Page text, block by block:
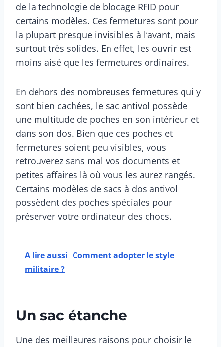
de la technologie de blocage RFID pour
certains modèles. Ces fermetures sont pour
la plupart presque invisibles à l’avant, mais
surtout très solides. En effet, les ouvrir est
moins aisé que les fermetures ordinaires.
En dehors des nombreuses fermetures qui y
sont bien cachées, le sac antivol possède
une multitude de poches en son intérieur et
dans son dos. Bien que ces poches et
fermetures soient peu visibles, vous
retrouverez sans mal vos documents et
petites affaires là où vous les aurez rangés.
Certains modèles de sacs à dos antivol
possèdent des poches spéciales pour
préserver votre ordinateur des chocs.
A lire aussi Comment adopter le style
militaire ?
Un sac étanche
Une des meilleures raisons pour choisir le